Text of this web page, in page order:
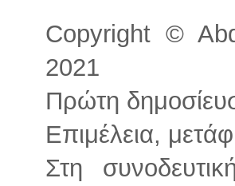
Copyright ©
2021
Πρώτη
Επιμέλεια,
Στη